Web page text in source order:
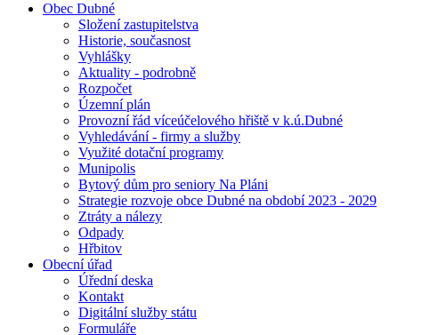
Obec Dubné
Složení zastupitelstva
Historie, současnost
Vyhlášky
Aktuality - podrobně
Rozpočet
Územní plán
Provozní řád víceúčelového hřiště v k.ú.Dubné
Vyhledávání - firmy a služby
Využité dotační programy
Munipolis
Bytový dům pro seniory Na Pláni
Strategie rozvoje obce Dubné na období 2023 - 2029
Ztráty a nálezy
Odpady
Hřbitov
Obecní úřad
Úřední deska
Kontakt
Digitální služby státu
Formuláře